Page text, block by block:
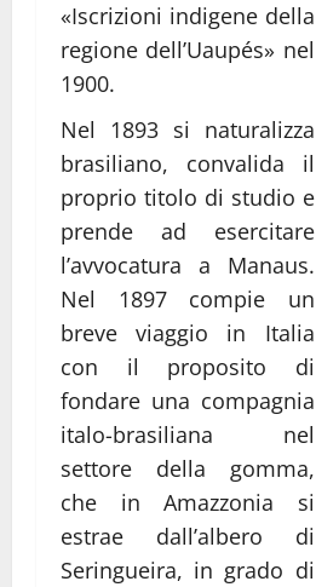
«Iscrizioni indigene della
regione dell’Uaupés» nel
1900.
Nel 1893 si naturalizza
brasiliano, convalida il
proprio titolo di studio e
prende ad esercitare
l’avvocatura a Manaus.
Nel 1897 compie un
breve viaggio in Italia
con il proposito di
fondare una compagnia
italo-brasiliana nel
settore della gomma,
che in Amazzonia si
estrae dall’albero di
Seringueira, in grado di